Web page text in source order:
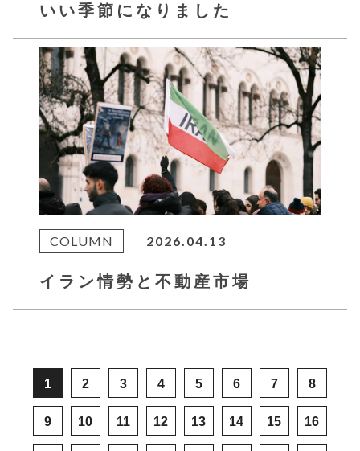
いい季節になりました
COLUMN 2026.04.13
イラン情勢と不動産市場
1 2 3 4 5 6 7 8
9 10 11 12 13 14 15 16